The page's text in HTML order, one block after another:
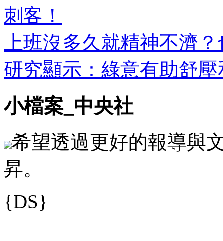
刺客！
上班沒多久就精神不濟
研究顯示：綠意有助舒
小檔案_中央社
希望透過更好的報導與
昇。
{DS}